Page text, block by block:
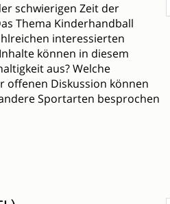
schwierigen Zeit der
Thema Kinderhandball
interessierten
können in diesem
aus? Welche
offenen Diskussion können
Sportarten besprochen